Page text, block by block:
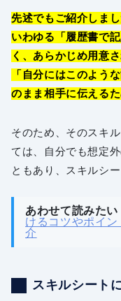
先述でもご紹介しま
いわゆる「履歴書で
く、あらかじめ用意
「自分にはこのよう
のまま相手に伝える
そのため、そのスキ
ては、自分でも想定
ともあり、スキルシ
あわせて読みたい
けるコツやポイ
介
スキルシート